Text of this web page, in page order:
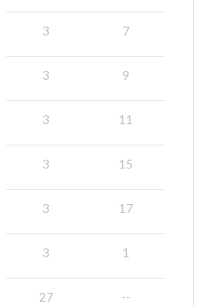
3
3
3
3
3
3
27
7
9
11
15
17
1
--